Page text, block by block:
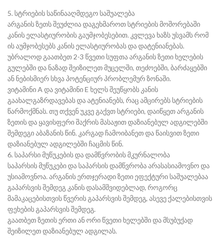
5. სტრიების საწინააღმდეგო საშუალება
არგანის ზეთს შეუძლია დაგეხმაროთ სტრიების მოშორებაში
კანის ელასტიურობის გაუმჯობესებით. კვლევა ხაზს უსვამს რომ
ის აუმჯობესებს კანის ელასტიურობას და დატენიანებას.
უბრალოდ გაათბეთ 2-3 წვეთი სუფთა არგანის ზეთი ხელების
გულებში და ნაზად შეიზილეთ მუცელში, თეძოებში, ბარძაყებში
ან ნებისმიერ სხვა პოტენციურ პრობლემურ ზონაში.
ვიტამინი A და ვიტამინი E ხელს შეუწყობს კანის
გაახალგაზრდავებას და ატენიანებს, რაც ამცირებს სტრიების
წარმოქმნას. თუ თქვენ უკვე გაქვთ სტრიები, დაიწყეთ არგანის
ზეთის და ყავისფერი შაქრის მასაჟით დაზიანებულ ადგილებში
შემდეგი აბაზანის წინ. კარგად ჩამოიბანეთ და წაისვით ზეთი
დაზიანებულ ადგილებში ჩაცმის წინ.
6. საპარსი მუწუკების და დამწვრობის მკურნალობა
საპარსის მუწუკები და საპარსის დამწვრობა არასასიამოვნო და
უსიამოვნოა. არგანის ერთჯერადი ზეთი ეფექტური საშუალებაა
გაპარსვის შემდეგ კანის დასამშვიდებლად, როგორც
მამაკაცებისთვის წვერის გაპარსვის შემდეგ, ასევე ქალებისთვის
ფეხების გაპარსვის შემდეგ.
გაათბეთ ზეთის ერთი ან ორი წვეთი ხელებში და მსუბუქად
შეიზილეთ დაზიანებულ ადგილას.